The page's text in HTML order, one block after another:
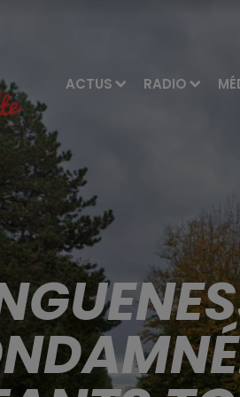
ACTUS RADIO